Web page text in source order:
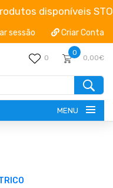
disponíveis
sessão Criar Conta
0
0
0,00€
MENU